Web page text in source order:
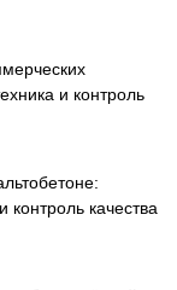
и контроль
контроль качества